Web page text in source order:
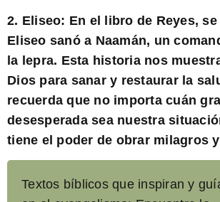
2. Eliseo: En el libro de Reyes,
Eliseo sanó a Naamán, un
la lepra. Esta historia nos
Dios para sanar y restaurar la
recuerda que no importa cuán
desesperada sea nuestra
tiene el poder de obrar milagros
Textos bíblicos que inspiran y